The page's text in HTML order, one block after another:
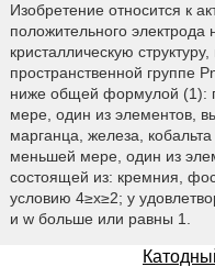
Изобретение относится к
положительного
кристаллическую
пространственной группе
ниже общей формулой (1):
мере, один из элементов,
марганца, железа,
меньшей мере, один из
состоящей из: кремния,
условию 4≥х≥2; y
и w больше или равны 1.